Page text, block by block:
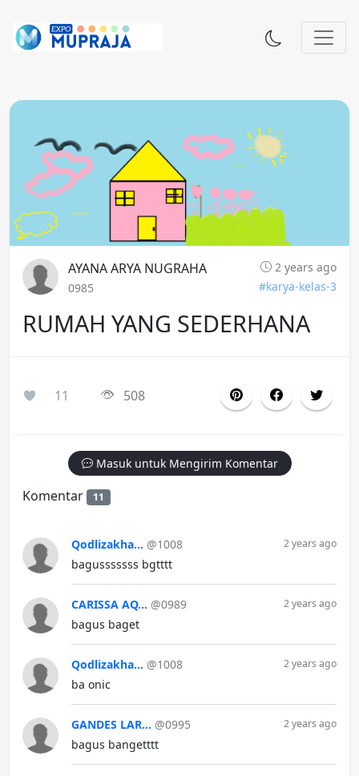
AYANA ARYA NUGRAHA
2 years ago
0985
#karya-kelas-3
RUMAH YANG SEDERHANA
11 508
Masuk untuk Mengirim Komentar
Komentar 11
Qodlizakha... @1008 2 years ago
bagusssssss bgtttt
CARISSA AQ... @0989 2 years ago
bagus baget
Qodlizakha... @1008 2 years ago
ba onic
GANDES LAR... @0995 2 years ago
bagus bangetttt